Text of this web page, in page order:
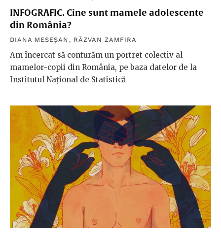
INFOGRAFIC. Cine sunt mamele adolescente
din România?
DIANA MESEȘAN , RĂZVAN ZAMFIRA
Am încercat să conturăm un portret colectiv al
mamelor-copii din România, pe baza datelor de la
Institutul Național de Statistică